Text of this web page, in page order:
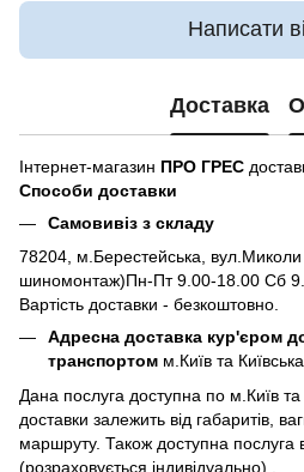
Написати
Доставка
Інтернет-магазин ПРО ГРЕС
Способи доставки
Самовивіз з складу
78204, м.Берестейська, вул.Миколи
шиномонтаж)Пн-Пт 9.00-18.00 Сб
Вартість доставки - безкоштовно.
Адресна доставка кур'єром
транспортом м.Київ та
Дана послуга доступна по м.Київ та
доставки залежить від габаритів,
маршруту. Також доступна
(розраховується індивідуально) .